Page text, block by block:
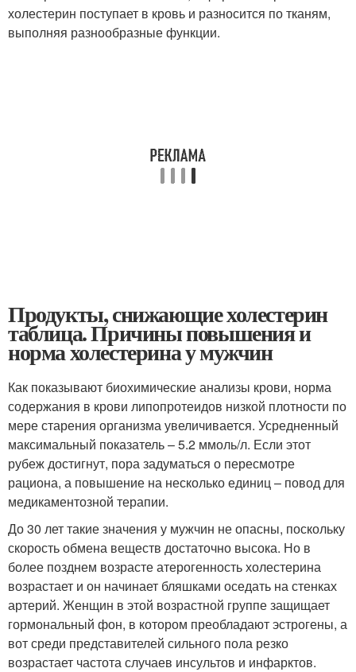
холестерин поступает в кровь и разносится по тканям,
выполняя разнообразные функции.
Продукты, снижающие холестерин
таблица. Причины повышения и
норма холестерина у мужчин
Как показывают биохимические анализы крови, норма
содержания в крови липопротеидов низкой плотности по
мере старения организма увеличивается. Усредненный
максимальный показатель – 5.2 ммоль/л. Если этот
рубеж достигнут, пора задуматься о пересмотре
рациона, а повышение на несколько единиц – повод для
медикаментозной терапии.
До 30 лет такие значения у мужчин не опасны, поскольку
скорость обмена веществ достаточно высока. Но в
более позднем возрасте атерогенность холестерина
возрастает и он начинает бляшками оседать на стенках
артерий. Женщин в этой возрастной группе защищает
гормональный фон, в котором преобладают эстрогены, а
вот среди представителей сильного пола резко
возрастает частота случаев инсультов и инфарктов.